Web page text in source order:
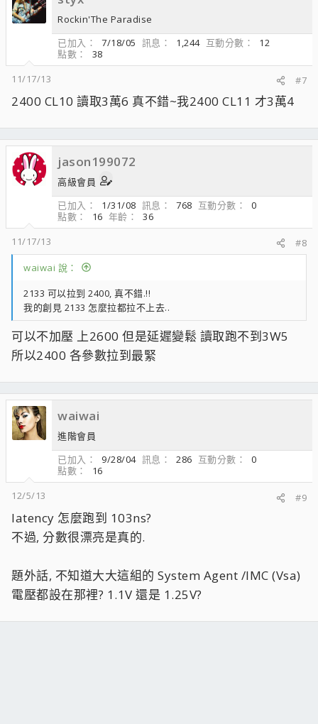
Rockin'The Paradise
已加入
7/18/05 訊息 1,244 互動分數
12
點數
38
11/17/13
#7
2400 CL10 讀取3萬6 真不錯~我2400 CL11 才3萬4
jason199072
高級會員
已加入
1/31/08 訊息 768 互動分數
0
點數
16 年齡
36
11/17/13
#8
waiwai 說：
2133 可以拉到 2400, 真不錯.!!
我的創見 2133 怎麼拉都拉不上去..
可以不加壓 上2600 但是延遲變鬆 讀取跑不到3W5
所以2400 各參數拉到最緊
waiwai
進階會員
已加入
9/28/04 訊息 286 互動分數
0
點數
16
12/5/13
#9
latency 怎麼跑到 103ns?
不過, 分數很漂亮是真的.
題外話, 不知道大大這組的 System Agent /IMC (Vsa)
電壓都設在那裡? 1.1V 還是 1.25V?